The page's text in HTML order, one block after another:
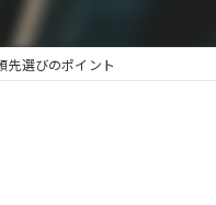
先選びのポイント